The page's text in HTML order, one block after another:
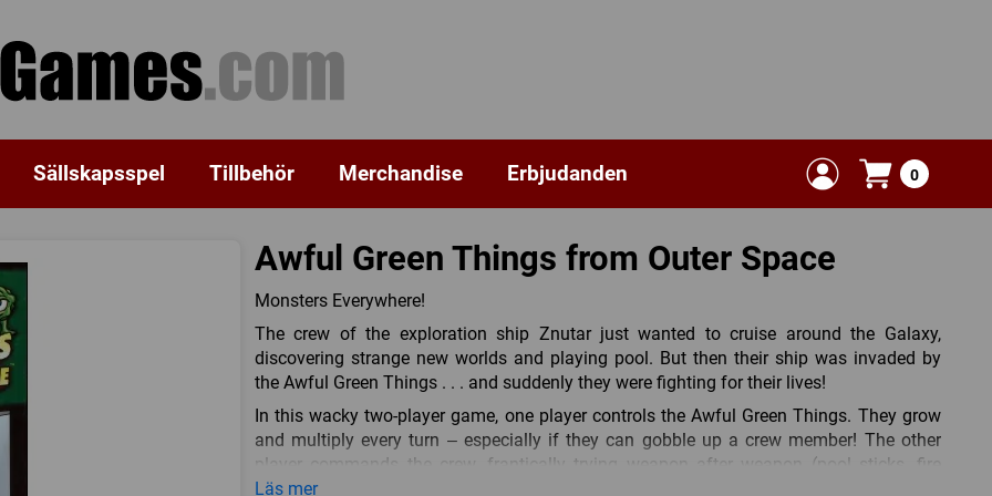
Sällskapsspel Tillbehör Merchandise Erbjudanden 0
Awful Green Things from Outer Space
Monsters Everywhere!
The crew of the exploration ship Znutar just wanted to cruise around the Galaxy,
discovering strange new worlds and playing pool. But then their ship was invaded by
the Awful Green Things . . . and suddenly they were fighting for their lives!
In this wacky two-player game, one player controls the Awful Green Things. They grow
and multiply every turn – especially if they can gobble up a crew member! The other
player commands the crew, frantically trying weapon after weapon (pool sticks, fire
extinguishers, cans of Zgwortz) to find something that kills the monsters.
Läs mer